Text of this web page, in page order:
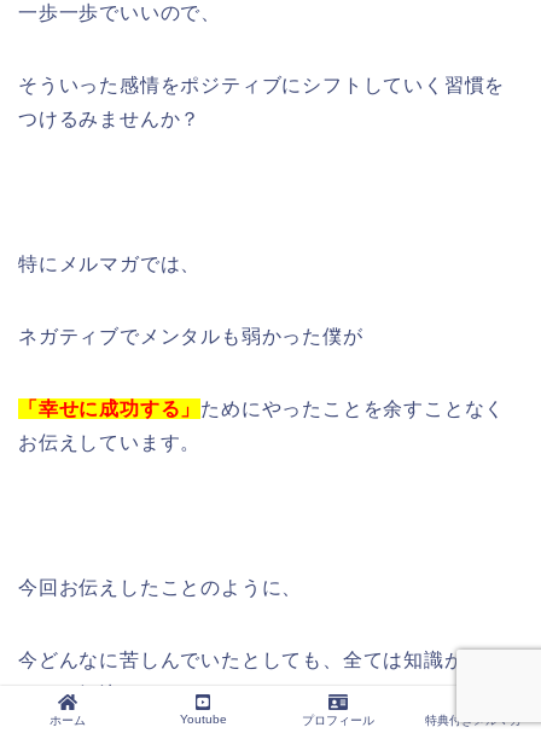
一歩一歩でいいので、
そういった感情をポジティブにシフトしていく習慣を
つけるみませんか？
特にメルマガでは、
ネガティブでメンタルも弱かった僕が
「幸せに成功する」 ためにやったことを余すことなく
お伝えしています。
今回お伝えしたことのように、
今どんなに苦しんでいたとしても、全ては知識がある
ことで解決します。
ホーム Youtube プロフィール 特典付きメルマガ